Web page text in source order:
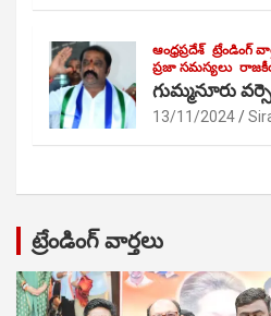
ఆంధ్రప్రదేశ్ ట్రేండింగ్
ప్రజా సమస్యలు
గుమ్మనూరు
13/11/2024
ట్రేండింగ్ వార్తలు